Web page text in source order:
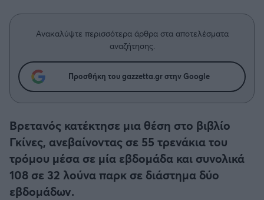
Άρης
ΟΦΗ
Ατρόμητος Αθηνών
Κηφισιά
Μια Ιστορία από την Πόλη
Ανακαλύψτε περισσότερα άρθρα στα αποτελέσματα
αναζήτησης.
Προσθήκη του gazzetta.gr στην Google
Βρετανός κατέκτησε μια θέση στο βιβλίο
Γκίνες, ανεβαίνοντας σε 55 τρενάκια του
τρόμου μέσα σε μία εβδομάδα και συνολικά
108 σε 32 λούνα παρκ σε διάστημα δύο
εβδομάδων.